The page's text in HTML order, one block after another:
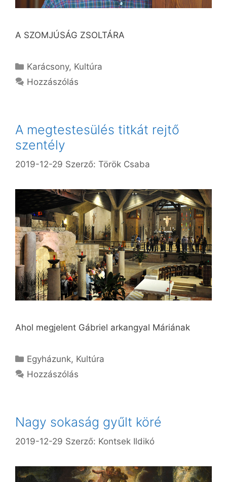
A SZOMJÚSÁG ZSOLTÁRA
Kategória
Karácsony, Kultúra
Hozzászólás
A megtestesülés titkát rejtő
szentély
2019-12-29 Szerző: Török Csaba
Ahol megjelent Gábriel arkangyal Máriának
Kategória
Egyházunk, Kultúra
Hozzászólás
Nagy sokaság gyűlt köré
2019-12-29 Szerző: Kontsek Ildikó